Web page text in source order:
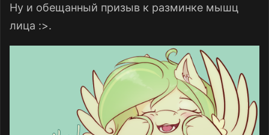
Ну и обещанный призыв к разминке мышц
лица :>.